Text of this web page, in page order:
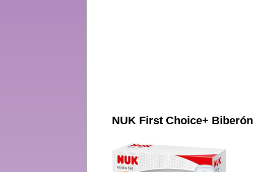
NUK First Choice+ Biberón